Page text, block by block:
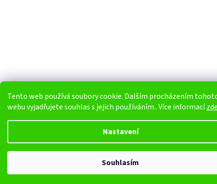
Tento web používá soubory cookie. Dalším procházením
webu vyjadřujete souhlas s jejich používáním.. Více informací
Nastavení
Souhlasím